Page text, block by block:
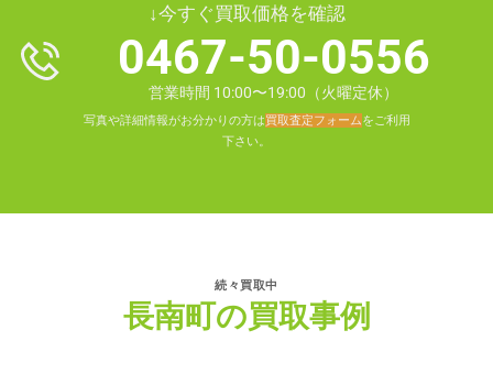
↓今すぐ買取価格を確認
0467-50-0556
営業時間 10:00〜19:00（火曜定休）
写真や詳細情報がお分かりの方は買取査定フォームをご利用
下さい。
続々買取中
長南町の買取事例